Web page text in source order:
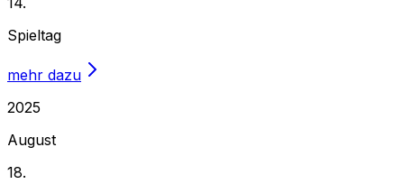
Spieltag
mehr dazu
2025
August
18.